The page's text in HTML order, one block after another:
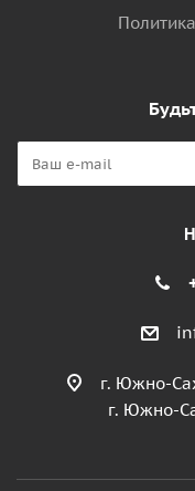
г. Южно-
г. Южно-